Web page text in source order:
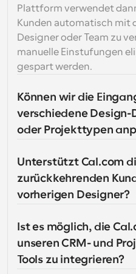
Plattform verwendet
Kunden automatisch mit
Designer oder Team zu
manuelle Einstufungen
gespart werden.
Können wir die
verschiedene
oder Projekttypen
Unterstützt Cal.com
zurückkehrenden
vorherigen Designer?
Ist es möglich, die
unseren CRM- und
Tools zu integrieren?